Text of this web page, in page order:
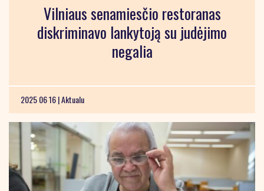
Vilniaus senamiesčio restoranas
diskriminavo lankytoją su judėjimo
negalia
2025 06 16 |Aktualu